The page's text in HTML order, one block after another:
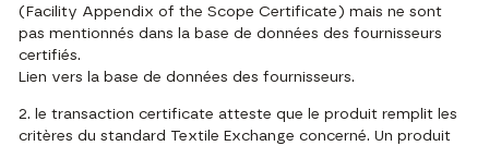
(Facility Appendix of the Scope Certificate) mais ne sont
pas mentionnés dans la base de données des fournisseurs
certifiés.
Lien vers la base de données des fournisseurs.
2. le transaction certificate atteste que le produit remplit les
critères du standard Textile Exchange concerné. Un produit